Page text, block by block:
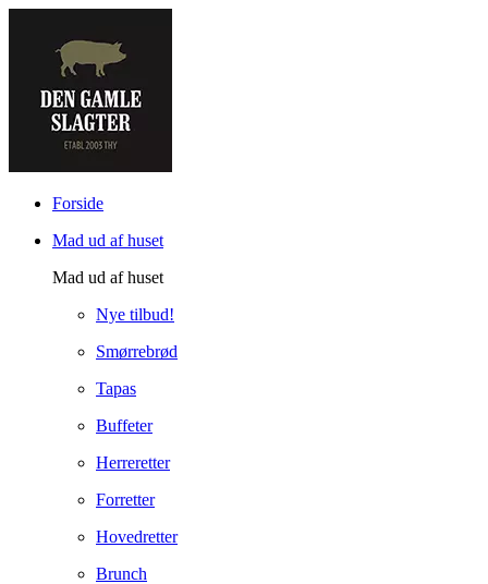
Forside
Mad ud af huset
Mad ud af huset
Nye tilbud!
Smørrebrød
Tapas
Buffeter
Herreretter
Forretter
Hovedretter
Brunch